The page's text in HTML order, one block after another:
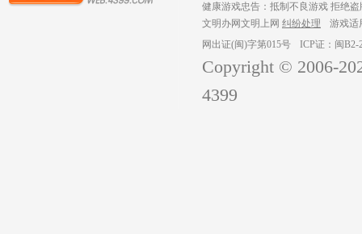
健康游戏忠告：抵制不良游戏 拒绝
文明办网文明上网 纠纷处理
游戏适
网出证(闽)字第015号
ICP证：闽B2-
Copyright © 2006-
4399